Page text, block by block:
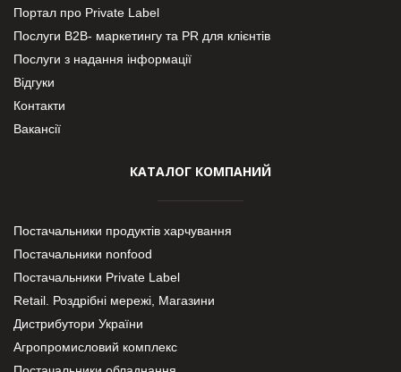
Портал про Private Label
Послуги В2В- маркетингу та PR для клієнтів
Послуги з надання інформації
Відгуки
Контакти
Вакансії
КАТАЛОГ КОМПАНИЙ
Постачальники продуктів харчування
Постачальники nonfood
Постачальники Private Label
Retail. Роздрібні мережі, Магазини
Дистрибутори України
Агропромисловий комплекс